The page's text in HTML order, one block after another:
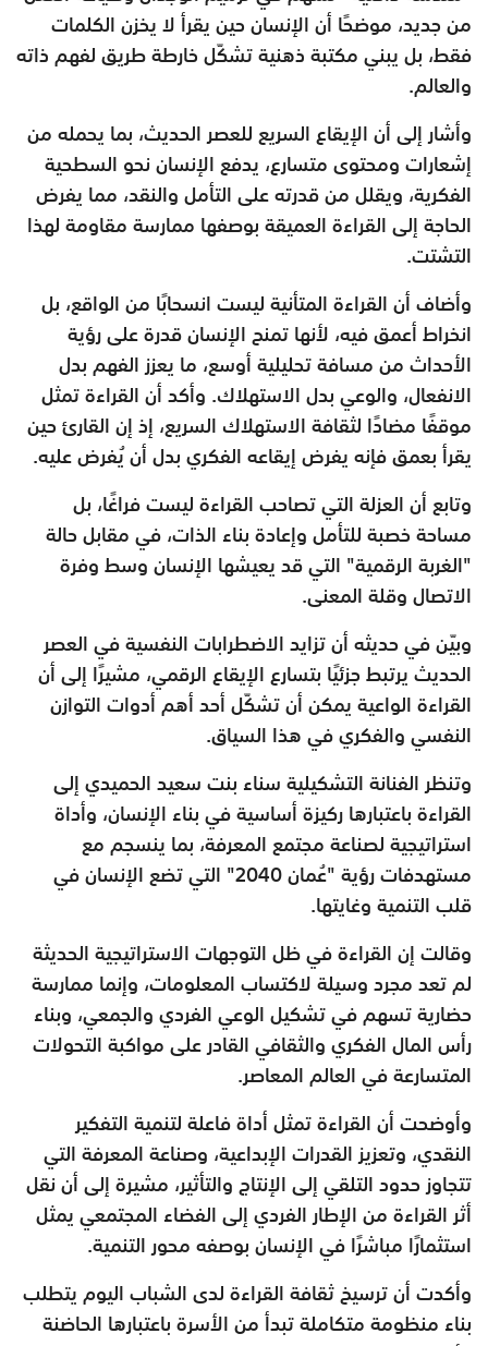
من جديد، موضحًا أن الإنسان حين يقرأ لا يخزن الكلمات
فقط، بل يبني مكتبة ذهنية تشكّل خارطة طريق لفهم ذاته
والعالم.
وأشار إلى أن الإيقاع السريع للعصر الحديث، بما يحمله من
إشعارات ومحتوى متسارع، يدفع الإنسان نحو السطحية
الفكرية، ويقلل من قدرته على التأمل والنقد، مما يفرض
الحاجة إلى القراءة العميقة بوصفها ممارسة مقاومة لهذا
التشتت.
وأضاف أن القراءة المتأنية ليست انسحابًا من الواقع، بل
انخراط أعمق فيه، لأنها تمنح الإنسان قدرة على رؤية
الأحداث من مسافة تحليلية أوسع، ما يعزز الفهم بدل
الانفعال، والوعي بدل الاستهلاك. وأكد أن القراءة تمثل
موقفًا مضادًا لثقافة الاستهلاك السريع، إذ إن القارئ حين
يقرأ بعمق فإنه يفرض إيقاعه الفكري بدل أن يُفرض عليه.
وتابع أن العزلة التي تصاحب القراءة ليست فراغًا، بل
مساحة خصبة للتأمل وإعادة بناء الذات، في مقابل حالة
"الغربة الرقمية" التي قد يعيشها الإنسان وسط وفرة
الاتصال وقلة المعنى.
وبيّن في حديثه أن تزايد الاضطرابات النفسية في العصر
الحديث يرتبط جزئيًا بتسارع الإيقاع الرقمي، مشيرًا إلى أن
القراءة الواعية يمكن أن تشكّل أحد أهم أدوات التوازن
النفسي والفكري في هذا السياق.
وتنظر الفنانة التشكيلية سناء بنت سعيد الحميدي إلى
القراءة باعتبارها ركيزة أساسية في بناء الإنسان، وأداة
استراتيجية لصناعة مجتمع المعرفة، بما ينسجم مع
مستهدفات رؤية "عُمان 2040" التي تضع الإنسان في
قلب التنمية وغايتها.
وقالت إن القراءة في ظل التوجهات الاستراتيجية الحديثة
لم تعد مجرد وسيلة لاكتساب المعلومات، وإنما ممارسة
حضارية تسهم في تشكيل الوعي الفردي والجمعي، وبناء
رأس المال الفكري والثقافي القادر على مواكبة التحولات
المتسارعة في العالم المعاصر.
وأوضحت أن القراءة تمثل أداة فاعلة لتنمية التفكير
النقدي، وتعزيز القدرات الإبداعية، وصناعة المعرفة التي
تتجاوز حدود التلقي إلى الإنتاج والتأثير، مشيرة إلى أن نقل
أثر القراءة من الإطار الفردي إلى الفضاء المجتمعي يمثل
استثمارًا مباشرًا في الإنسان بوصفه محور التنمية.
وأكدت أن ترسيخ ثقافة القراءة لدى الشباب اليوم يتطلب
بناء منظومة متكاملة تبدأ من الأسرة باعتبارها الحاضنة